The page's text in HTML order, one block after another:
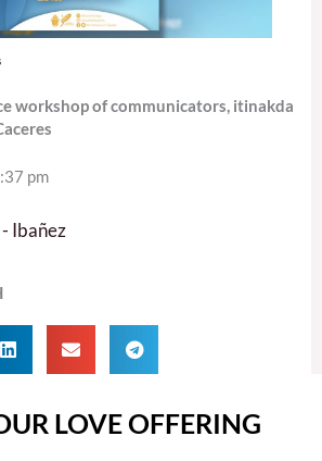
workshop of communicators, itinakda
pm
Ibañez
LOVE OFFERING